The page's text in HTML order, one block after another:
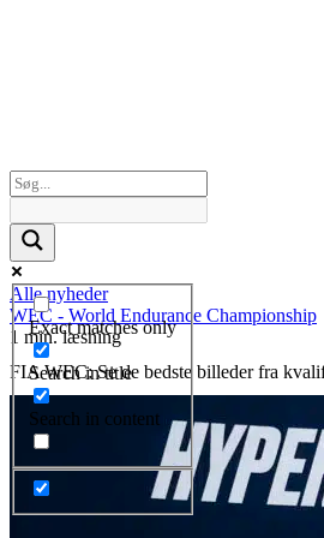
Exact matches only
Search in title
Search in content
Alle nyheder
WEC - World Endurance Championship
1 min. læsning
FIA WEC: Se de bedste billeder fra